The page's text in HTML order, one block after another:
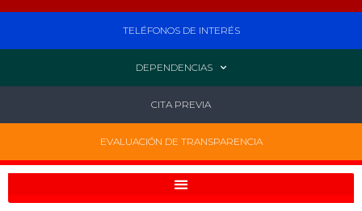
TELÉFONOS DE INTERÉS
DEPENDENCIAS
CITA PREVIA
EVALUACIÓN DE TRANSPARENCIA